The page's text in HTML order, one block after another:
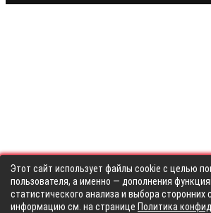
Этот сайт использует файлы cookie с целью
пользователя, а именно — дополнения
статистического анализа и выбора
информацию см. на странице Политика